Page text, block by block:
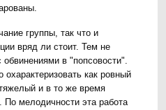
группы, так что и
вряд ли стоит. Тем не
в "попсовости".
как ровный
и в то же время
По мелодичности эта работа